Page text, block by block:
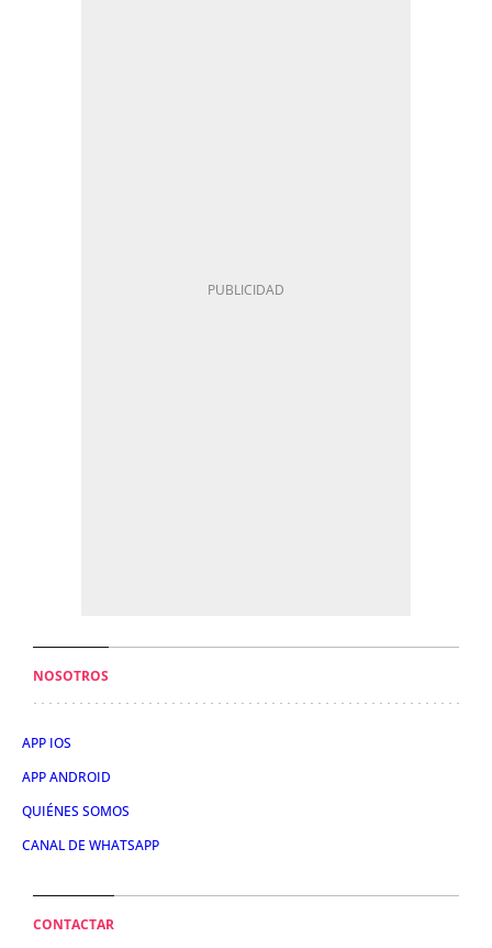
NOSOTROS
APP IOS
APP ANDROID
QUIÉNES SOMOS
CANAL DE WHATSAPP
CONTACTAR